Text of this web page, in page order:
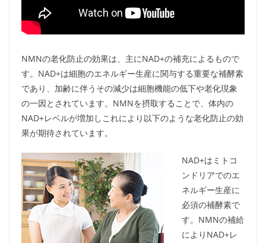
NMNの老化防止の効果は、主にNAD+の補充によるもので
す。NAD+は細胞のエネルギー生産に関与する重要な補酵素
であり、加齢に伴うその減少は細胞機能の低下や老化現象
の一因とされています。NMNを摂取することで、体内の
NAD+レベルが増加しこれにより以下のような老化防止の効
果が期待されています。
NAD+はミトコ
ンドリアでのエ
ネルギー生産に
必須の補酵素で
す。NMNの補給
によりNAD+レ